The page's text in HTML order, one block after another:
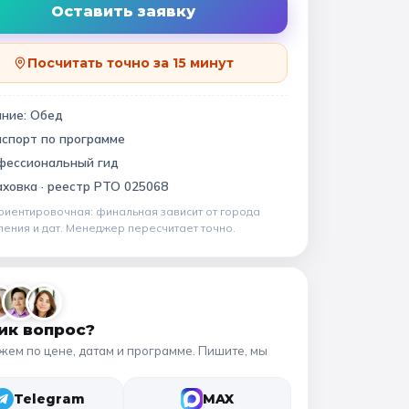
музей
Золотое кольцо
Оставить заявку
Посчитать точно за 15 минут
Обед
по программе
гид
· реестр РТО 025068
финальная зависит от города
и дат. Менеджер пересчитает точно.
вопрос?
по цене, датам и программе. Пишите, мы
Telegram MAX